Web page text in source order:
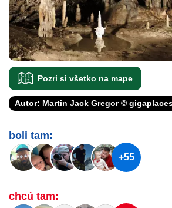
Pozri si všetko na mape
Autor: Martin Jack Gregor ©
boli tam:
+55
chcú tam: